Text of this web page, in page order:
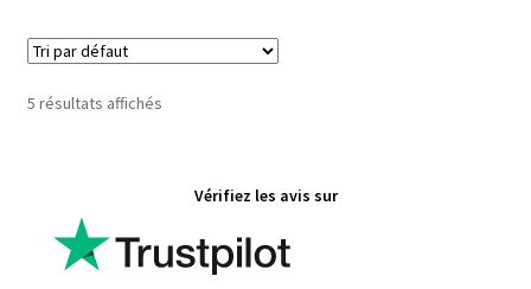
5 résultats affichés
Vérifiez les avis sur